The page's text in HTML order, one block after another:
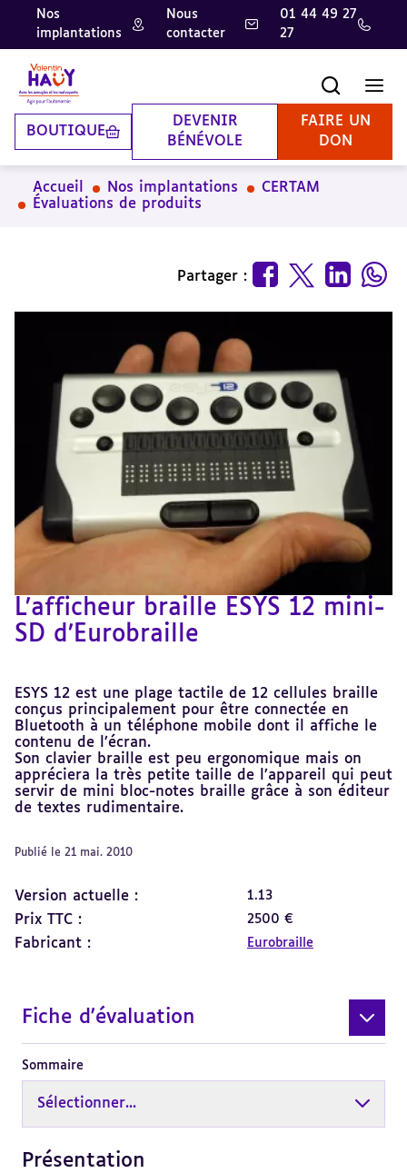
Aller
contenu
principal
Aller
pied
de
page
Aller
la
recherche
Nos
implantations
Nous
contacter
01 44 49 27
27
BOUTIQUE
DEVENIR
BÉNÉVOLE
FAIRE UN
DON
Accueil Nos implantations
CERTAM
Évaluations de produits
Partager :
L’afficheur braille ESYS 12 mini-
SD d’Eurobraille
ESYS 12 est une plage tactile de 12 cellules braille
conçus principalement pour être connectée en
Bluetooth à un téléphone mobile dont il affiche le
contenu de l’écran.
Son clavier braille est peu ergonomique mais on
appréciera la très petite taille de l’appareil qui peut
servir de mini bloc-notes braille grâce à son éditeur
de textes rudimentaire.
Publié le 21 mai. 2010
Version actuelle : 1.13
Prix TTC : 2500 €
Fabricant : Eurobraille
Fiche d'évaluation
Sommaire
Sélectionner...
Présentation
Revenir